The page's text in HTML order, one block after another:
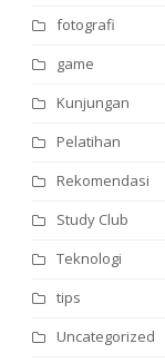
fotografi
game
Kunjungan
Pelatihan
Rekomendasi
Study Club
Teknologi
tips
Uncategorized